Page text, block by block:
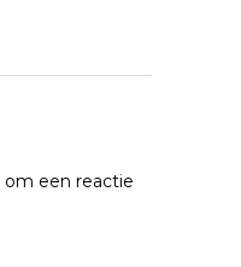
om een reactie